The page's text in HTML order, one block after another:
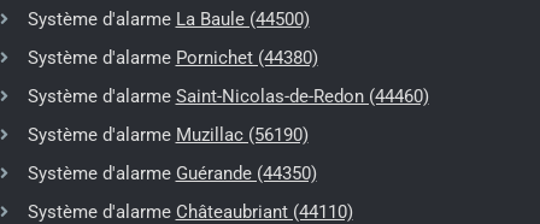
Système d'alarme La Baule (44500)
Système d'alarme Pornichet (44380)
Système d'alarme Saint-Nicolas-de-Redon (44460)
Système d'alarme Muzillac (56190)
Système d'alarme Guérande (44350)
Système d'alarme Châteaubriant (44110)